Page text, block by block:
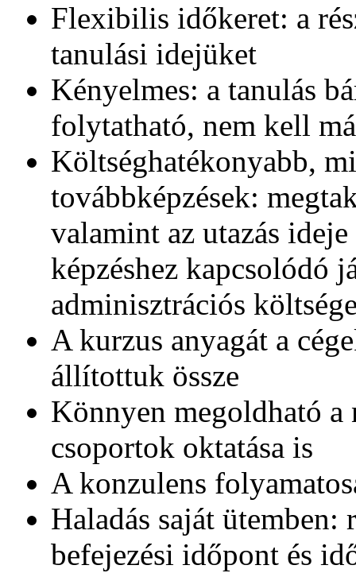
Flexibilis időkeret: a
tanulási idejüket
Kényelmes: a tanulás
folytatható, nem kell
Költséghatékonyabb,
továbbképzések:
valamint az utazás
képzéshez kapcsolódó
adminisztrációs
A kurzus anyagát a
állítottuk össze
Könnyen megoldható
csoportok oktatása is
A konzulens
Haladás saját ütemben:
befejezési időpont és